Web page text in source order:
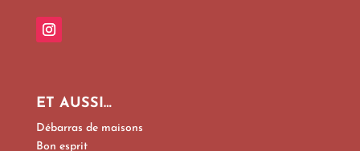
ET AUSSI…
Débarras de maisons
Bon esprit